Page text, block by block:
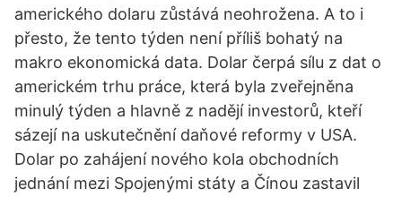
amerického dolaru zůstává neohrožena. A to i
přesto, že tento týden není příliš bohatý na
makro ekonomická data. Dolar čerpá sílu z dat o
americkém trhu práce, která byla zveřejněna
minulý týden a hlavně z nadějí investorů, kteří
sázejí na uskutečnění daňové reformy v USA.
Dolar po zahájení nového kola obchodních
jednání mezi Spojenými státy a Čínou zastavil